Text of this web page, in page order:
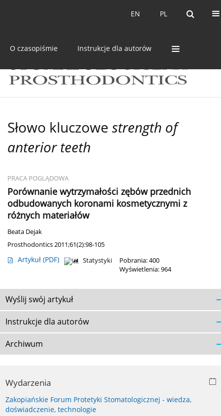
PL
EN PL
EN
O czasopiśmie Instrukcje dla autorów
Słowo kluczowe strength of
anterior teeth
PRACA POGLĄDOWA
Porównanie wytrzymałości zębów przednich
odbudowanych koronami kosmetycznymi z
różnych materiałów
Beata Dejak
Prosthodontics 2011;61(2):98-105
Artykuł (PDF) Statystyki
Pobrania: 400
Wyświetlenia: 964
Wyślij swój artykuł
Instrukcje dla autorów
Archiwum
Wydarzenia
Zakopiańskie Forum Protetyki Stomatologicznej - wiedza,
doświadczenie, technologie